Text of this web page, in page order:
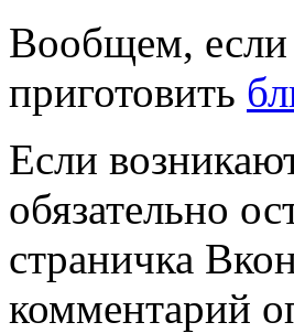
Вообщем, если
приготовить
Если
обязательно
страничка
комментарий